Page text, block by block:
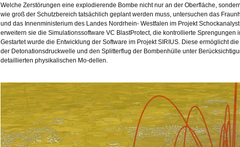
Welche Zerstörungen eine explodierende Bombe nicht nur an der Oberfläche,
wie groß der Schutzbereich tatsächlich geplant werden muss, untersuchen das
und das Innenministerium des Landes Nordrhein- Westfalen im Projekt
erweitern sie die Simulationssoftware VC BlastProtect, die kontrollierte Sprengungen
Gestartet wurde die Entwicklung der Software im Projekt SIRIUS. Diese ermöglicht
der Detonationsdruckwelle und den Splitterflug der Bombenhülle unter
detaillierten physikalischen Mo-dellen.